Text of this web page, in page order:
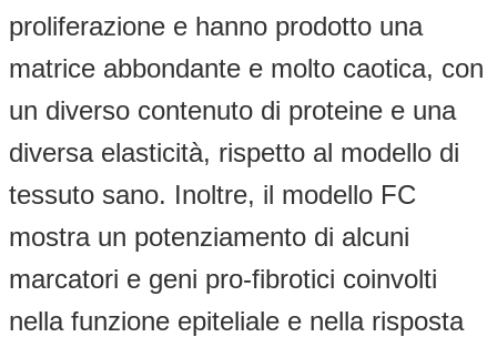
proliferazione e hanno prodotto una
matrice abbondante e molto caotica, con
un diverso contenuto di proteine e una
diversa elasticità, rispetto al modello di
tessuto sano. Inoltre, il modello FC
mostra un potenziamento di alcuni
marcatori e geni pro-fibrotici coinvolti
nella funzione epiteliale e nella risposta